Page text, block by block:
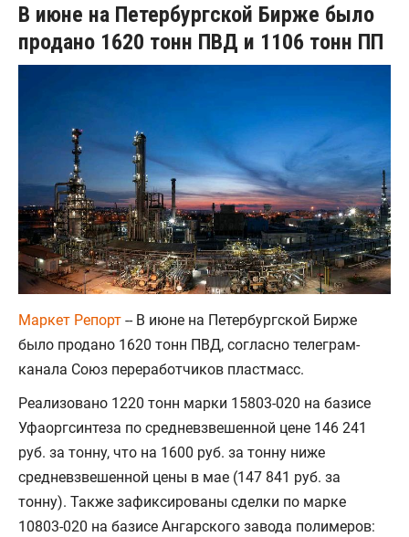
В июне на Петербургской Бирже было
продано 1620 тонн ПВД и 1106 тонн ПП
Маркет Репорт -- В июне на Петербургской Бирже
было продано 1620 тонн ПВД, согласно телеграм-
канала Союз переработчиков пластмасс.
Реализовано 1220 тонн марки 15803-020 на базисе
Уфаоргсинтеза по средневзвешенной цене 146 241
руб. за тонну, что на 1600 руб. за тонну ниже
средневзвешенной цены в мае (147 841 руб. за
тонну). Также зафиксированы сделки по марке
10803-020 на базисе Ангарского завода полимеров: